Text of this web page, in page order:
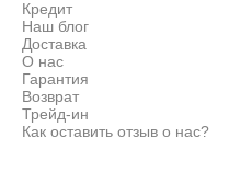
Кредит
Наш блог
Доставка
О нас
Гарантия
Возврат
Трейд-ин
Как оставить отзыв о нас?